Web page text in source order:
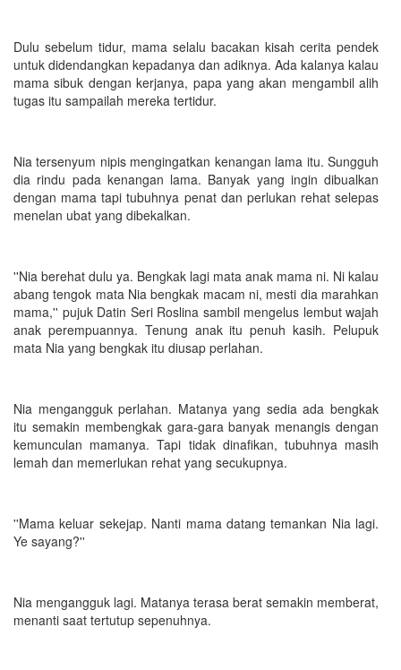
Dulu sebelum tidur, mama selalu bacakan kisah cerita pendek
untuk didendangkan kepadanya dan adiknya. Ada kalanya kalau
mama sibuk dengan kerjanya, papa yang akan mengambil alih
tugas itu sampailah mereka tertidur.
Nia tersenyum nipis mengingatkan kenangan lama itu. Sungguh
dia rindu pada kenangan lama. Banyak yang ingin dibualkan
dengan mama tapi tubuhnya penat dan perlukan rehat selepas
menelan ubat yang dibekalkan.
''Nia berehat dulu ya. Bengkak lagi mata anak mama ni. Ni kalau
abang tengok mata Nia bengkak macam ni, mesti dia marahkan
mama,'' pujuk Datin Seri Roslina sambil mengelus lembut wajah
anak perempuannya. Tenung anak itu penuh kasih. Pelupuk
mata Nia yang bengkak itu diusap perlahan.
Nia mengangguk perlahan. Matanya yang sedia ada bengkak
itu semakin membengkak gara-gara banyak menangis dengan
kemunculan mamanya. Tapi tidak dinafikan, tubuhnya masih
lemah dan memerlukan rehat yang secukupnya.
''Mama keluar sekejap. Nanti mama datang temankan Nia lagi.
Ye sayang?''
Nia mengangguk lagi. Matanya terasa berat semakin memberat,
menanti saat tertutup sepenuhnya.